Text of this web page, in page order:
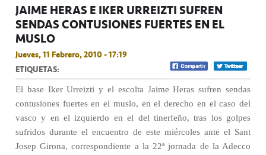
JAIME HERAS E IKER URREIZTI SUFREN
SENDAS CONTUSIONES FUERTES EN EL
MUSLO
Jueves, 11 Febrero, 2010 - 17:19
ETIQUETAS:
El base Iker Urreizti y el escolta Jaime Heras sufren sendas
contusiones fuertes en el muslo, en el derecho en el caso del
vasco y en el izquierdo en el del tinerfeño, tras los golpes
sufridos durante el encuentro de este miércoles ante el Sant
Josep Girona, correspondiente a la 22ª jornada de la Adecco